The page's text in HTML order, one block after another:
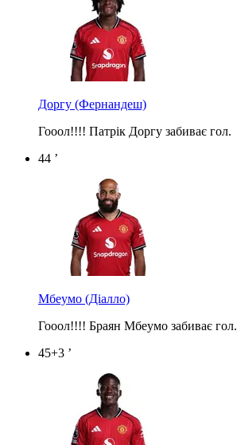
Доргу (Фернандеш)
Гооол!!!! Патрік Доргу забиває гол.
44 ’
Мбеумо (Діалло)
Гооол!!!! Браян Мбеумо забиває гол.
45+3 ’